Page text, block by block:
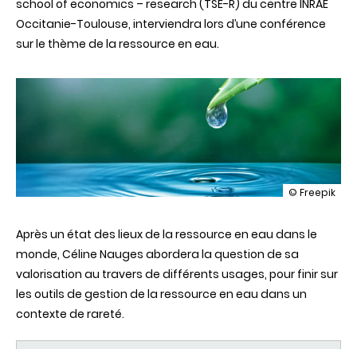
school of economics – research (TSE-R) du centre INRAE
Occitanie-Toulouse, interviendra lors d’une conférence
sur le thème de la ressource en eau.
illustration
en
:
les
majeurs
de
© Freepik
Après un état des lieux de la ressource en eau dans le
monde, Céline Nauges abordera la question de sa
valorisation au travers de différents usages, pour finir sur
les outils de gestion de la ressource en eau dans un
contexte de rareté.